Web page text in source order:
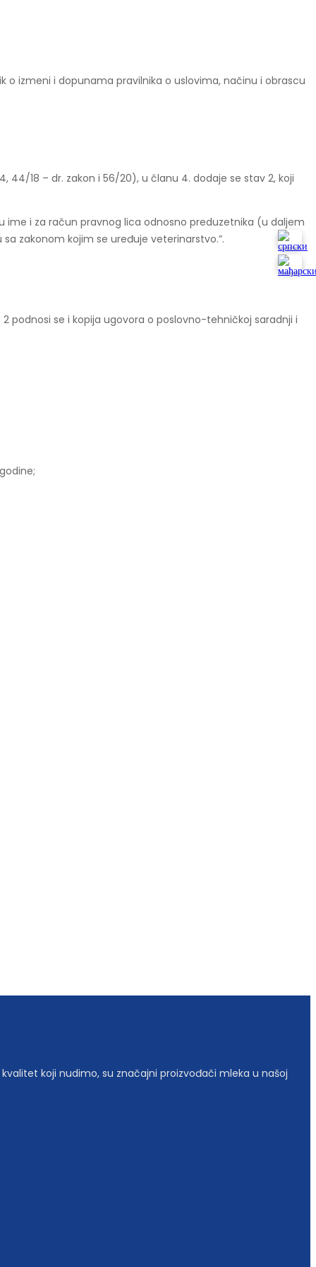
o izmeni i dopunama pravilnika o uslovima, načinu i obrascu
44/18 – dr. zakon i 56/20), u članu 4. dodaje se stav 2, koji
ime i za račun pravnog lica odnosno preduzetnika (u daljem
zakonom kojim se uređuje veterinarstvo.”.
podnosi se i kopija ugovora o poslovno-tehničkoj saradnji i
koji nudimo, su značajni proizvođači mleka u našoj